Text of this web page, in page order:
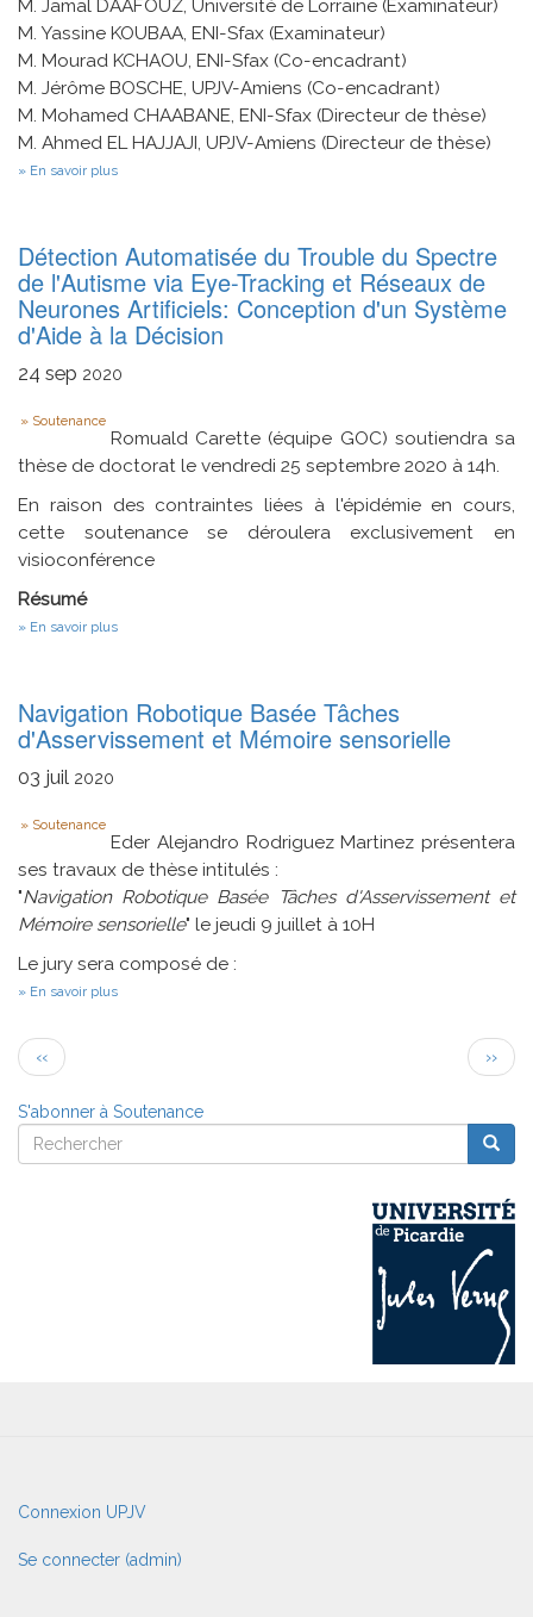
M. Jamal DAAFOUZ, Université de Lorraine (Examinateur)
M. Yassine KOUBAA, ENI-Sfax (Examinateur)
M. Mourad KCHAOU, ENI-Sfax (Co-encadrant)
M. Jérôme BOSCHE, UPJV-Amiens (Co-encadrant)
M. Mohamed CHAABANE, ENI-Sfax (Directeur de thèse)
M. Ahmed EL HAJJAJI, UPJV-Amiens (Directeur de thèse)
En savoir plus
systèmes
singuliers
retardés
à
commutation
Détection Automatisée du Trouble du Spectre
de l'Autisme via Eye-Tracking et Réseaux de
Neurones Artificiels: Conception d'un Système
d'Aide à la Décision
24 sep 2020
Type
Soutenance
Romuald Carette (équipe GOC) soutiendra sa
thèse de doctorat le vendredi 25 septembre 2020 à 14h.
En raison des contraintes liées à l'épidémie en cours,
cette soutenance se déroulera exclusivement en
visioconférence
Résumé
En savoir plus
du
Spectre
Tracking
et
Réseaux
de
Neurones
Artificiels:
d'un
Navigation Robotique Basée Tâches
d'Asservissement et Mémoire sensorielle
03 juil 2020
Type
Soutenance
Eder Alejandro Rodriguez Martinez présentera
ses travaux de thèse intitulés :
"Navigation Robotique Basée Tâches d'Asservissement et
Mémoire sensorielle" le jeudi 9 juillet à 10H
Le jury sera composé de :
En savoir plus
et
Mémoire
sensorielle
Pagination
Page
précédente
‹‹
Page
››
S'abonner à Soutenance
Rechercher
Rechercher
User
account
menu
Connexion UPJV
Se connecter (admin)